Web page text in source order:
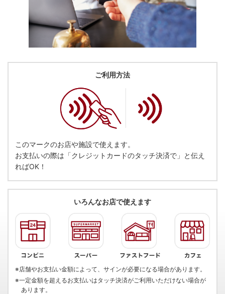
ご利用方法
このマークのお店や施設で使えます。
お支払いの際は「クレジットカードのタッチ決済で」と伝え
ればOK！
いろんなお店で使えます
※店舗やお支払い金額によって、サインが必要になる場合があります。
※一定金額を超えるお支払いはタッチ決済がご利用いただけない場合が
あります。